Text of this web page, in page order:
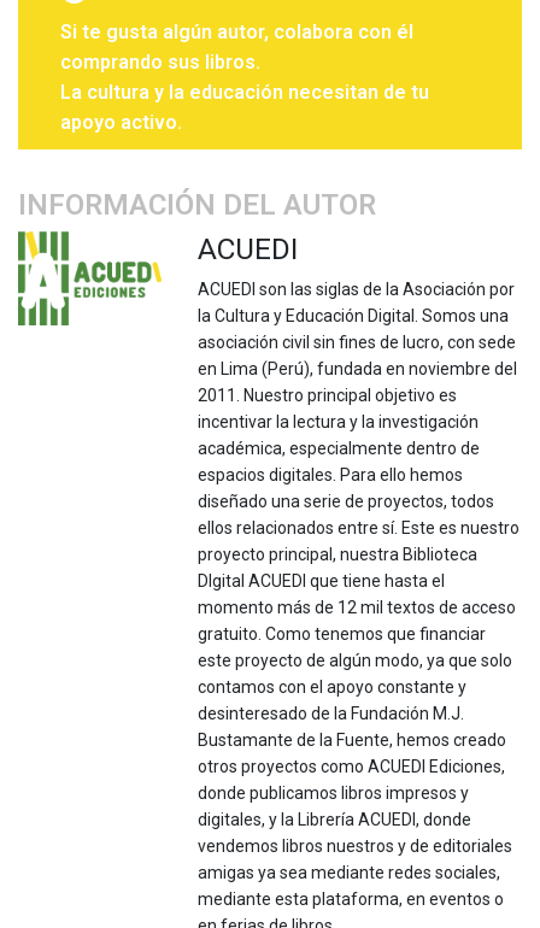
Si te gusta algún autor, colabora con él
comprando sus libros.
La cultura y la educación necesitan de tu
apoyo activo.
INFORMACIÓN DEL AUTOR
ACUEDI
ACUEDI son las siglas de la Asociación por
la Cultura y Educación Digital. Somos una
asociación civil sin fines de lucro, con sede
en Lima (Perú), fundada en noviembre del
2011. Nuestro principal objetivo es
incentivar la lectura y la investigación
académica, especialmente dentro de
espacios digitales. Para ello hemos
diseñado una serie de proyectos, todos
ellos relacionados entre sí. Este es nuestro
proyecto principal, nuestra Biblioteca
DIgital ACUEDI que tiene hasta el
momento más de 12 mil textos de acceso
gratuito. Como tenemos que financiar
este proyecto de algún modo, ya que solo
contamos con el apoyo constante y
desinteresado de la Fundación M.J.
Bustamante de la Fuente, hemos creado
otros proyectos como ACUEDI Ediciones,
donde publicamos libros impresos y
digitales, y la Librería ACUEDI, donde
vendemos libros nuestros y de editoriales
amigas ya sea mediante redes sociales,
mediante esta plataforma, en eventos o